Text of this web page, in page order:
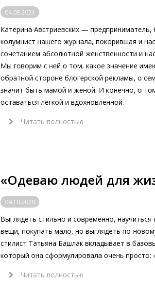
04.03.2021
Катерина Австриевских — предприниматель,
колумнист нашего журнала, покорившая и
сочетанием абсолютной женственности и
Мы говорим с ней о том, какое значение
обратной стороне блогерской рекламы, о
значит быть мамой и женой. И конечно, о
оставаться легкой и вдохновленной.
Читать полностью
«Одеваю людей для
09.10.2020
Выглядеть стильно и современно,
вещи, покупать мало, но выглядеть по-
стилист Татьяна Башлак вкладывает в
который она сформулировала очень
Читать полностью